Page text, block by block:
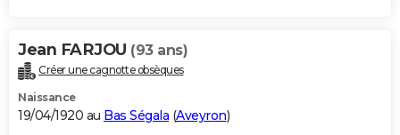
Jean FARJOU (93 ans)
Créer une cagnotte obsèques
Naissance
19/04/1920 au Bas Ségala (Aveyron)